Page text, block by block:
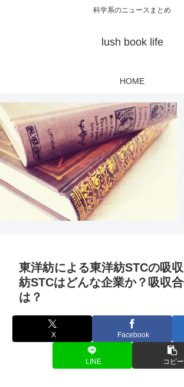
科学系のニュースまとめ
lush book life
HOME
東洋紡による東洋紡STCの吸
紡STCはどんな企業か？吸収
は？
X Facebook
LINE コピー